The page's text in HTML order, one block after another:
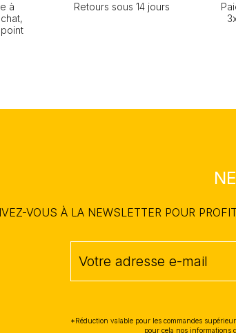
à
Retours sous 14 jours
VOUS À LA NEWSLETTER POUR
*Réduction valable pour les commandes
pour cela nos informations